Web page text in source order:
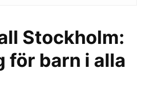
Stockholm:
för barn i alla